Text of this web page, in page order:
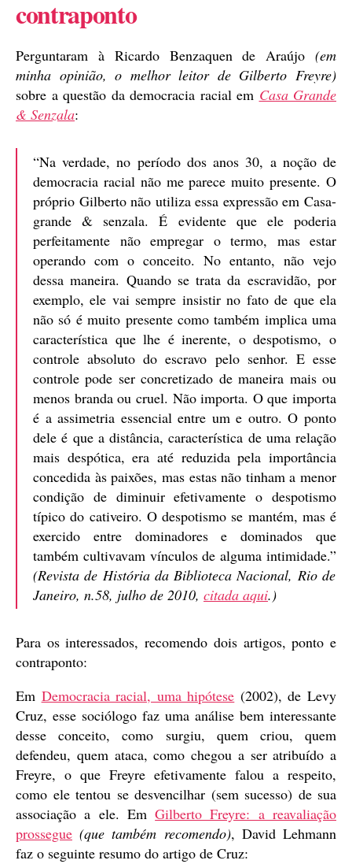
contraponto
Perguntaram à Ricardo Benzaquen de Araújo (em
minha opinião, o melhor leitor de Gilberto Freyre)
sobre a questão da democracia racial em Casa Grande
& Senzala:
“Na verdade, no período dos anos 30, a noção de
democracia racial não me parece muito presente. O
próprio Gilberto não utiliza essa expressão em Casa-
grande & senzala. É evidente que ele poderia
perfeitamente não empregar o termo, mas estar
operando com o conceito. No entanto, não vejo
dessa maneira. Quando se trata da escravidão, por
exemplo, ele vai sempre insistir no fato de que ela
não só é muito presente como também implica uma
característica que lhe é inerente, o despotismo, o
controle absoluto do escravo pelo senhor. E esse
controle pode ser concretizado de maneira mais ou
menos branda ou cruel. Não importa. O que importa
é a assimetria essencial entre um e outro. O ponto
dele é que a distância, característica de uma relação
mais despótica, era até reduzida pela importância
concedida às paixões, mas estas não tinham a menor
condição de diminuir efetivamente o despotismo
típico do cativeiro. O despotismo se mantém, mas é
exercido entre dominadores e dominados que
também cultivavam vínculos de alguma intimidade.”
(Revista de História da Biblioteca Nacional, Rio de
Janeiro, n.58, julho de 2010, citada aqui.)
Para os interessados, recomendo dois artigos, ponto e
contraponto:
Em Democracia racial, uma hipótese (2002), de Levy
Cruz, esse sociólogo faz uma análise bem interessante
desse conceito, como surgiu, quem criou, quem
defendeu, quem ataca, como chegou a ser atribuído a
Freyre, o que Freyre efetivamente falou a respeito,
como ele tentou se desvencilhar (sem sucesso) de sua
associação a ele. EmGilberto Freyre: a reavaliação
prossegue (que também recomendo), David Lehmann
faz o seguinte resumo do artigo de Cruz: